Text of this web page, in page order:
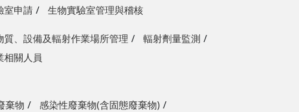
室申請
生物實驗室管理與稽核
質、設備及輻射作業場所管理
輻射劑量監測
相關人員
棄物
感染性廢棄物(含固態廢棄物)